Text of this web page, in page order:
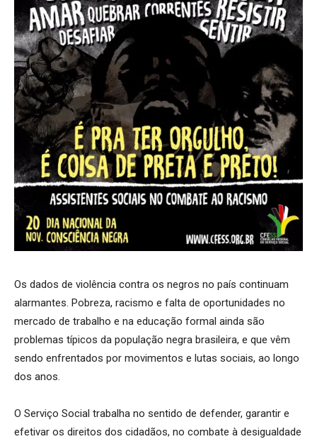
Os dados de violência contra os negros no país continuam
alarmantes. Pobreza, racismo e falta de oportunidades no
mercado de trabalho e na educação formal ainda são
problemas típicos da população negra brasileira, e que vêm
sendo enfrentados por movimentos e lutas sociais, ao longo
dos anos.
O Serviço Social trabalha no sentido de defender, garantir e
efetivar os direitos dos cidadãos, no combate à desigualdade